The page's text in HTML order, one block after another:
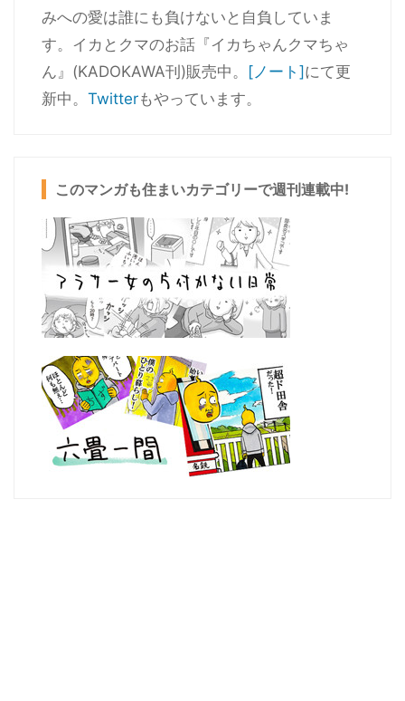
みへの愛は誰にも負けないと自負していま
す。イカとクマのお話『イカちゃんクマちゃ
ん』(KADOKAWA刊)販売中。
[ノート] にて更
新中。 Twitterもやっています。
このマンガも住まいカテゴリーで週刊連載中!